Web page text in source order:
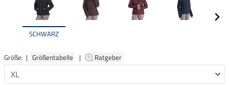
SCHWARZ
Größe: | Größentabelle | Ratgeber